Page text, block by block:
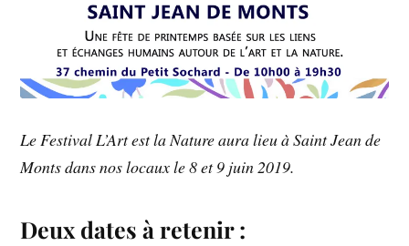
Le Festival L’Art est la Nature aura lieu à Saint Jean de
Monts dans nos locaux le 8 et 9 juin 2019.
Deux dates à retenir :